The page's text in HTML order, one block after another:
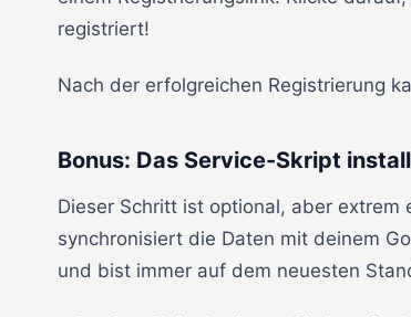
registriert!
Nach der erfolgreichen Registrierung
Bonus: Das Service-Skript
Dieser Schritt ist optional, aber extrem
synchronisiert die Daten mit deinem
und bist immer auf dem neuesten